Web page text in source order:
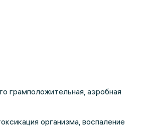
грамположительная, аэробная
организма, воспаление